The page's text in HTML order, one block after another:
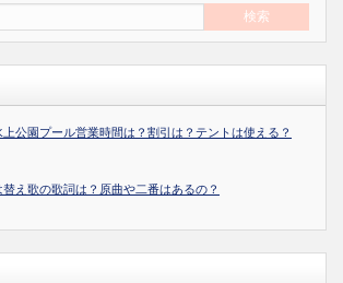
上公園プール営業時間は？割引は？テントは使える？
替え歌の歌詞は？原曲や二番はあるの？